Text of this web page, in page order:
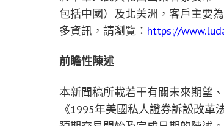
包括中國）及北美洲，客戶主要
多資訊，請瀏覽： https://
前瞻性陳述
本新聞稿所載若干有關未來期望
《1995年美國私人證券訴訟改